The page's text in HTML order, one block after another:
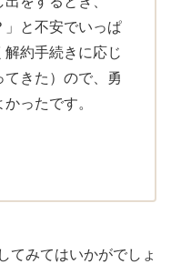
」と不安でいっぱ
約手続きに応じ
きた）ので、勇
ったです。
てみてはいかがでしょ